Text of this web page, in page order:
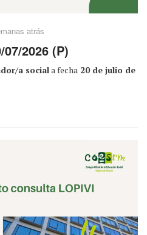
atrás
2026 (P)
a sociala fecha 20 de julio de